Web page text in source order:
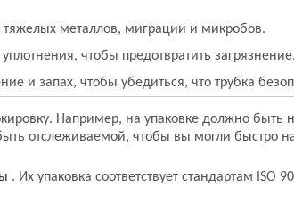
тяжелых металлов, миграции и микробов.
чтобы предотвратить загрязнение.
и запах, чтобы убедиться, что трубка
Например, на упаковке должно быть
отслеживаемой, чтобы вы могли быстро
. Их упаковка соответствует стандартам ISO